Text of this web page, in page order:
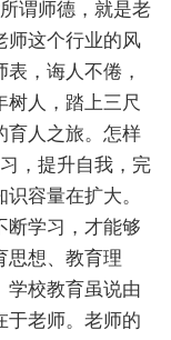
谓师德，就是老
师这个行业的风
，诲人不倦，
树人，踏上三尺
育人之旅。怎样
，提升自我，完
容量在扩大。
断学习，才能够
思想、教育理
学校教育虽说由
于老师。老师的